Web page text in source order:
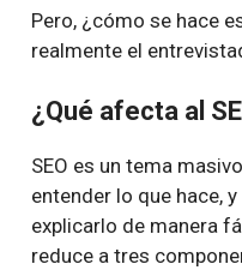
Pero, ¿cómo se hace
realmente el
¿Qué afecta al
SEO es un tema
entender lo que hace,
explicarlo de manera
reduce a tres